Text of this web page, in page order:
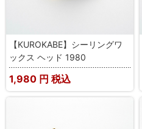
【KUROKABE】シーリングワ
ックス ヘッド 1980
1,980 円 税込